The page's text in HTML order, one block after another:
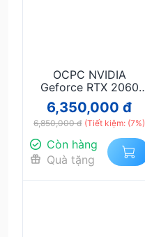
OCPC NVIDIA
Geforce RTX 2060
Super 8GB GDDR6
6,350,000 đ
6,850,000 đ (Tiết kiệm: (7%)
Còn hàng
Quà tặng